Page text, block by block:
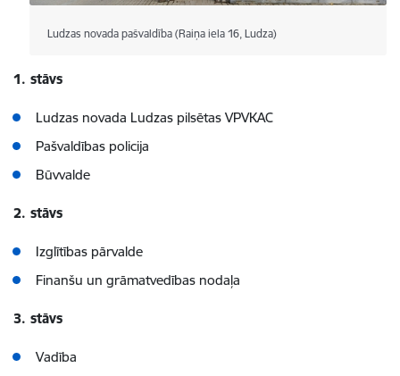
Ludzas novada pašvaldība (Raiņa iela 16, Ludza)
1. stāvs
Ludzas novada Ludzas pilsētas VPVKAC
Pašvaldības policija
Būvvalde
2. stāvs
Izglītības pārvalde
Finanšu un grāmatvedības nodaļa
3. stāvs
Vadība